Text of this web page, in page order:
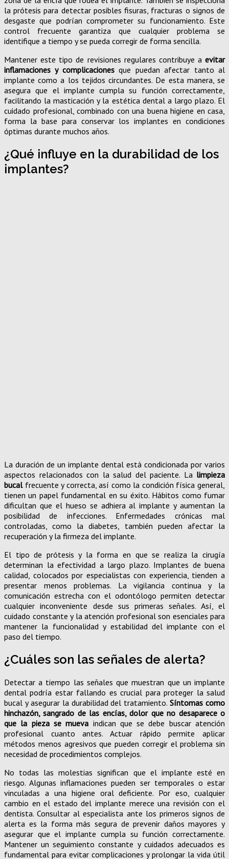
la prótesis para detectar posibles fisuras, fracturas o signos de
desgaste que podrían comprometer su funcionamiento. Este
control frecuente garantiza que cualquier problema se
identifique a tiempo y se pueda corregir de forma sencilla.
Mantener este tipo de revisiones regulares contribuye a evitar
inflamaciones y complicacionesque puedan afectar tanto al
implante como a los tejidos circundantes. De esta manera, se
asegura que el implante cumpla su función correctamente,
facilitando la masticación y la estética dental a largo plazo. El
cuidado profesional, combinado con una buena higiene en casa,
forma la base para conservar los implantes en condiciones
óptimas durante muchos años.
¿Qué influye en la durabilidad de los
implantes?
La duración de un implante dental está condicionada por varios
aspectos relacionados con la salud del paciente. Lalimpieza
bucalfrecuente y correcta, así como la condición física general,
tienen un papel fundamental en su éxito. Hábitos como fumar
dificultan que el hueso se adhiera al implante y aumentan la
posibilidad de infecciones. Enfermedades crónicas mal
controladas, como la diabetes, también pueden afectar la
recuperación y la firmeza del implante.
El tipo de prótesis y la forma en que se realiza la cirugía
determinan la efectividad a largo plazo. Implantes de buena
calidad, colocados por especialistas con experiencia, tienden a
presentar menos problemas. La vigilancia continua y la
comunicación estrecha con el odontólogo permiten detectar
cualquier inconveniente desde sus primeras señales. Así, el
cuidado constante y la atención profesional son esenciales para
mantener la funcionalidad y estabilidad del implante con el
paso del tiempo.
¿Cuáles son las señales de alerta?
Detectar a tiempo las señales que muestran que un implante
dental podría estar fallando es crucial para proteger la salud
bucal y asegurar la durabilidad del tratamiento.Síntomas como
hinchazón, sangrado de las encías, dolor que no desaparece o
que la pieza se mueva indican que se debe buscar atención
profesional cuanto antes. Actuar rápido permite aplicar
métodos menos agresivos que pueden corregir el problema sin
necesidad de procedimientos complejos.
No todas las molestias significan que el implante esté en
riesgo. Algunas inflamaciones pueden ser temporales o estar
vinculadas a una higiene oral deficiente. Por eso, cualquier
cambio en el estado del implante merece una revisión con el
dentista. Consultar al especialista ante los primeros signos de
alerta es la forma más segura de prevenir daños mayores y
asegurar que el implante cumpla su función correctamente.
Mantener un seguimiento constante y cuidados adecuados es
fundamental para evitar complicaciones y prolongar la vida útil